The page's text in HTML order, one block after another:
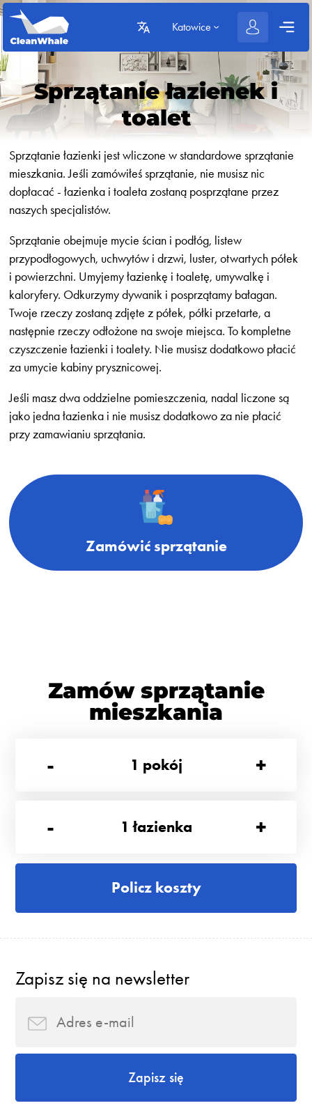
Katowice
Sprzątanie łazienek i
toalet
Sprzątanie łazienki jest wliczone w standardowe sprzątanie
mieszkania. Jeśli zamówiłeś sprzątanie, nie musisz nic
dopłacać - łazienka i toaleta zostaną posprzątane przez
naszych specjalistów.
Sprzątanie obejmuje mycie ścian i podłóg, listew
przypodłogowych, uchwytów i drzwi, luster, otwartych półek
i powierzchni. Umyjemy łazienkę i toaletę, umywalkę i
kaloryfery. Odkurzymy dywanik i posprzątamy bałagan.
Twoje rzeczy zostaną zdjęte z półek, półki przetarte, a
następnie rzeczy odłożone na swoje miejsca. To kompletne
czyszczenie łazienki i toalety. Nie musisz dodatkowo płacić
za umycie kabiny prysznicowej.
Jeśli masz dwa oddzielne pomieszczenia, nadal liczone są
jako jedna łazienka i nie musisz dodatkowo za nie płacić
przy zamawianiu sprzątania.
Zamówić sprzątanie
Zamów sprzątanie
mieszkania
-
1 pokój +
- 1 łazienka +
Policz koszty
Zapisz się na newsletter
Zapisz się